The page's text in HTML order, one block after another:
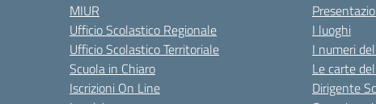
MIUR
Ufficio Scolastico Regionale
Ufficio Scolastico Territoriale
Scuola in Chiaro
Iscrizioni On Line
I luoghi
I numeri
Le carte
Dirigente